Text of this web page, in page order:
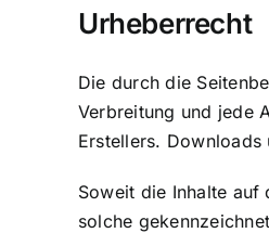
Urheberrecht
Die durch die
Verbreitung und jede
Erstellers.
Soweit die Inhalte auf
solche